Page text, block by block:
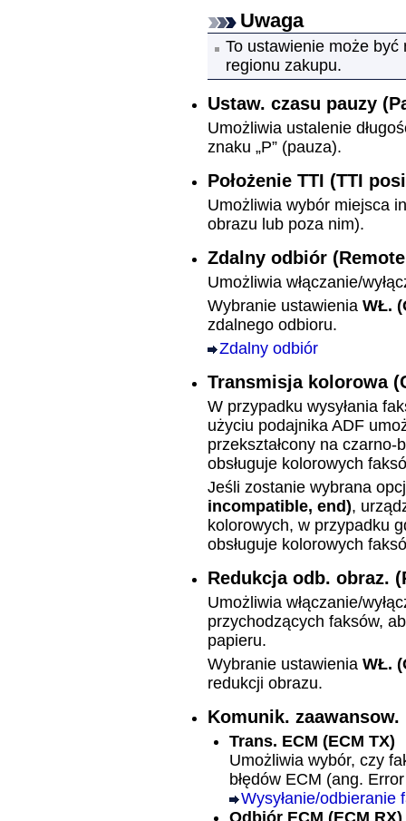
Uwaga
To ustawienie może
regionu zakupu.
Ustaw. czasu pauzy
Umożliwia ustalenie
znaku „P” (pauza).
Położenie TTI (TTI
Umożliwia wybór miejsca
obrazu lub poza nim).
Zdalny odbiór
Umożliwia włączanie/
Wybranie ustawienia WŁ.
zdalnego odbioru.
Zdalny odbiór
Transmisja kolorowa
W przypadku wysyłania
użyciu podajnika ADF
przekształcony na czarno-
obsługuje kolorowych
Jeśli zostanie wybrana
incompatible, end),
kolorowych, w przypadku
obsługuje kolorowych
Redukcja odb. obraz.
Umożliwia włączanie/
przychodzących faksów,
papieru.
Wybranie ustawienia WŁ.
redukcji obrazu.
Komunik. zaawansow.
Trans. ECM (ECM TX)
Umożliwia wybór, czy
błędów ECM (ang.
Wysyłanie/odbieranie
Odbiór ECM (ECM RX)